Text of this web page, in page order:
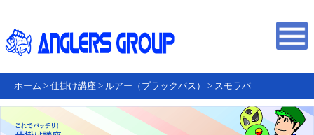
ホーム > 仕掛け講座 > ルアー（ブラックバス） > スモラバ